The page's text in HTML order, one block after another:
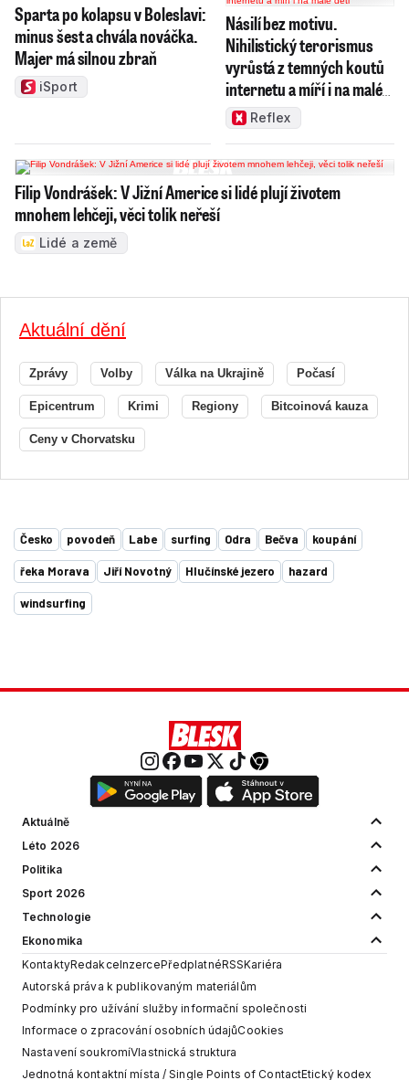
Sparta po kolapsu v Boleslavi:
minus šest a chvála nováčka.
Majer má silnou zbraň
iSport
Násilí bez motivu.
Nihilistický terorismus
vyrůstá z temných koutů
internetu a míří i na malé
dětiReflex
Filip Vondrášek: V Jižní Americe si lidé plují životem
mnohem lehčeji, věci tolik neřeší
Lidé a země
Aktuální dění
Zprávy Volby Válka na Ukrajině Počasí
Epicentrum Krimi Regiony Bitcoinová kauza
Ceny v Chorvatsku
Česko povodeň Labe surfing Odra Bečva koupání
řeka Morava Jiří Novotný Hlučínské jezero hazard
windsurfing
Aktuálně
Léto 2026
Politika
Sport 2026
Technologie
Ekonomika
KontaktyRedakceInzercePředplatnéRSSKariéra
Autorská práva k publikovaným materiálům
Podmínky pro užívání služby informační společnosti
Informace o zpracování osobních údajůCookies
Nastavení soukromíVlastnická struktura
Jednotná kontaktní místa / Single Points of ContactEtický kodex